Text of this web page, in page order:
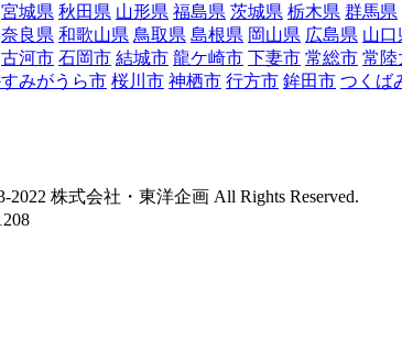
宮城県 秋田県 山形県 福島県 茨城県 栃木県 群馬県
奈良県 和歌山県 鳥取県 島根県 岡山県 広島県 山口
古河市 石岡市 結城市 龍ケ崎市 下妻市 常総市 常陸
みがうら市 桜川市 神栖市 行方市 鉾田市 つくば
2022 株式会社・東洋企画 All Rights Reserved.